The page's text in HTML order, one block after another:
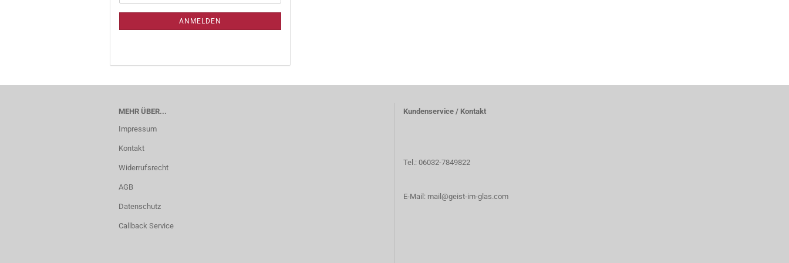
ANMELDEN
MEHR ÜBER...
Impressum
Kontakt
Widerrufsrecht
AGB
Datenschutz
Callback Service
Kundenservice / Kontakt
Tel.: 06032-7849822
E-Mail: mail@geist-im-glas.com